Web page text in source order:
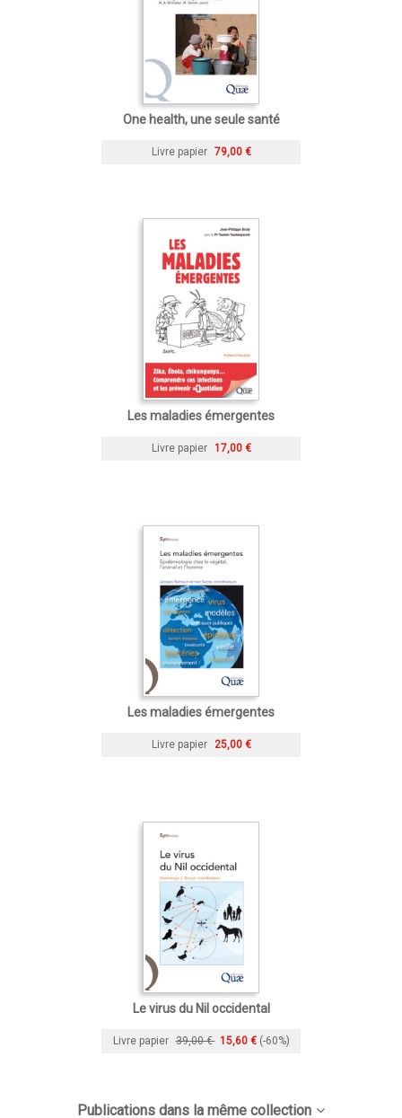
One health, une seule santé
Livre papier 79,00 €
Les maladies émergentes
Livre papier 17,00 €
Les maladies émergentes
Livre papier 25,00 €
Le virus du Nil occidental
Livre papier 39,00 € 15,60 € (-60%)
Publications dans la même collection